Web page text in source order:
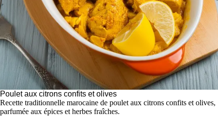
Poulet aux citrons confits et olives
Recette traditionnelle marocaine de poulet aux citrons confits et olives,
parfumée aux épices et herbes fraîches.